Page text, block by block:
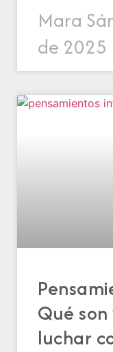
Mara
de 2025
Qué
luchar